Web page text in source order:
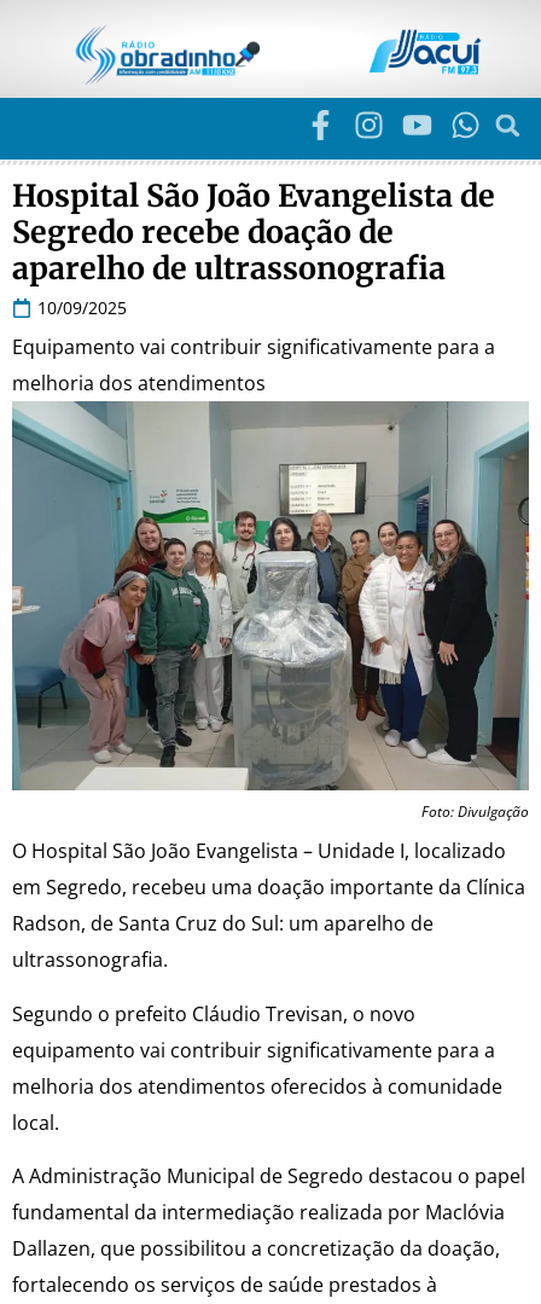
Hospital São João Evangelista de
Segredo recebe doação de
aparelho de ultrassonografia
10/09/2025
Equipamento vai contribuir significativamente para a
melhoria dos atendimentos
Foto: Divulgação
O Hospital São João Evangelista – Unidade I, localizado
em Segredo, recebeu uma doação importante da Clínica
Radson, de Santa Cruz do Sul: um aparelho de
ultrassonografia.
Segundo o prefeito Cláudio Trevisan, o novo
equipamento vai contribuir significativamente para a
melhoria dos atendimentos oferecidos à comunidade
local.
A Administração Municipal de Segredo destacou o papel
fundamental da intermediação realizada por Maclóvia
Dallazen, que possibilitou a concretização da doação,
fortalecendo os serviços de saúde prestados à